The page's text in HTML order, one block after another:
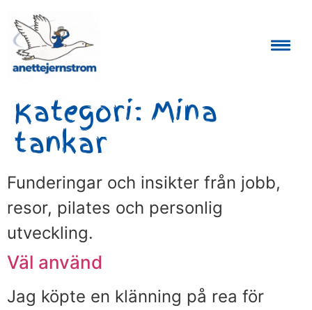
Kategori: Mina
tankar
Funderingar och insikter från jobb,
resor, pilates och personlig
utveckling.
Väl använd
Jag köpte en klänning på rea för